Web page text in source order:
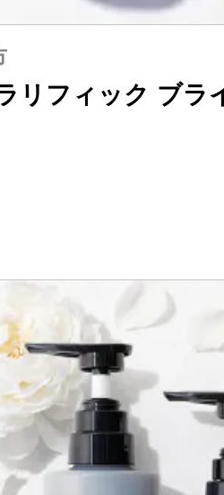
リフィック ブラ